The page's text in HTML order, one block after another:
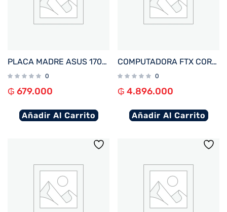
PLACA MADRE ASUS 1700 PRIME H610M-K D4-CSM V/S/R/HDMI/M2/USB3.2/MATX
0
₲ 679.000
Añadir Al Carrito
COMPUTADORA FTX CORE MAX PLUS I5/480SSD/8G/4GBVGA+MON 22″+UPS600+TECL+MOU+SPK+FILTRO
0
₲ 4.896.000
Añadir Al Carrito